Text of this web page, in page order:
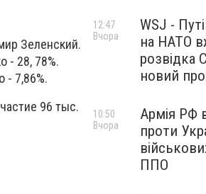
Зеленский.
- 28, 78%.
- 7,86%.
96 тыс.
WSJ -
на НАТО
розвідка
новий
12:47
Вчора
Армія РФ
проти
ППО
10:50
Вчора